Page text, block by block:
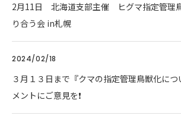
2月11日 北海道支部主催 ヒグマ指定管理
り合う会 in札幌
2024/02/18
３月１３日まで『クマの指定管理鳥獣化に
メントにご意見を❗